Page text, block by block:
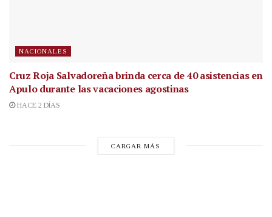
NACIONALES
Cruz Roja Salvadoreña brinda cerca de 40 asistencias en
Apulo durante las vacaciones agostinas
HACE 2 DÍAS
CARGAR MÁS